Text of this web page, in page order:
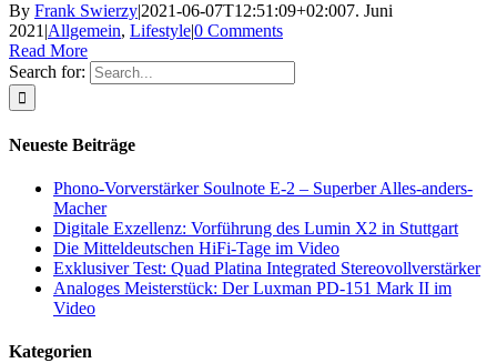
By Frank Swierzy|2021-06-07T12:51:09+02:007. Juni
2021 |Allgemein, Lifestyle|0 Comments
Read More
Search for:
Neueste Beiträge
Phono-Vorverstärker Soulnote E-2 – Superber Alles-anders-
Macher
Digitale Exzellenz: Vorführung des Lumin X2 in Stuttgart
Die Mitteldeutschen HiFi-Tage im Video
Exklusiver Test: Quad Platina Integrated Stereovollverstärker
Analoges Meisterstück: Der Luxman PD-151 Mark II im
Video
Kategorien